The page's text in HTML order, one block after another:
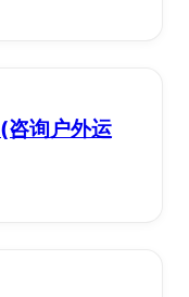
(咨询户外运